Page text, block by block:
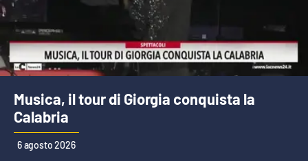
Musica, il tour di Giorgia conquista la
Calabria
6 agosto 2026